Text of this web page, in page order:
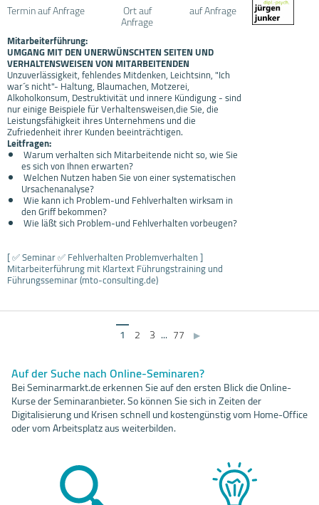
Termin auf Anfrage Ort auf
Anfrage
auf Anfrage
Mitarbeiterführung:
UMGANG MIT DEN UNERWÜNSCHTEN SEITEN UND
VERHALTENSWEISEN VON MITARBEITENDEN
Unzuverlässigkeit, fehlendes Mitdenken, Leichtsinn, "Ich
war´s nicht"- Haltung, Blaumachen, Motzerei,
Alkoholkonsum, Destruktivität und innere Kündigung - sind
nur einige Beispiele für Verhaltensweisen,die Sie, die
Leistungsfähigkeit ihres Unternehmens und die
Zufriedenheit ihrer Kunden beeinträchtigen.
Leitfragen:
Warum verhalten sich Mitarbeitende nicht so, wie Sie
es sich von Ihnen erwarten?
Welchen Nutzen haben Sie von einer systematischen
Ursachenanalyse?
Wie kann ich Problem-und Fehlverhalten wirksam in
den Griff bekommen?
Wie läßt sich Problem-und Fehlverhalten vorbeugen?
[ ✅ Seminar ✅ Fehlverhalten Problemverhalten ]
Mitarbeiterführung mit Klartext Führungstraining und
Führungsseminar (mto-consulting.de)
1 2 3 ... 77 ▶
Auf der Suche nach Online-Seminaren?
Bei Seminarmarkt.de erkennen Sie auf den ersten Blick die Online-
Kurse der Seminaranbieter. So können Sie sich in Zeiten der
Digitalisierung und Krisen schnell und kostengünstig vom Home-Office
oder vom Arbeitsplatz aus weiterbilden.